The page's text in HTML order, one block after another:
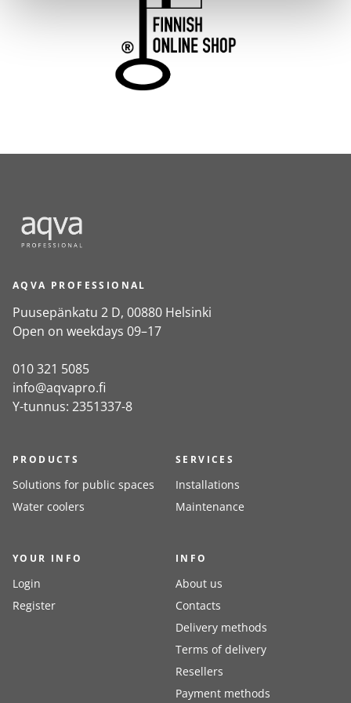
AQVA PROFESSIONAL
Puusepänkatu 2 D, 00880 Helsinki
Open on weekdays 09–17
010 321 5085
info@aqvapro.fi
Y-tunnus: 2351337-8
PRODUCTS
Solutions for public spaces
Water coolers
SERVICES
Installations
Maintenance
YOUR INFO
Login
Register
INFO
About us
Contacts
Delivery methods
Terms of delivery
Resellers
Payment methods